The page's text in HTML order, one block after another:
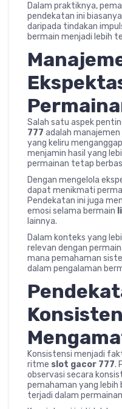
Dalam praktiknya,
pendekatan ini
daripada tindakan
bermain menjadi lebih
Salah satu aspek
777 adalah
yang keliru
menjamin hasil yang
permainan tetap
Dengan mengelola
dapat menikmati
Pendekatan ini juga
emosi selama bermain
lainnya.
Dalam konteks yang
relevan dengan
mana pemahaman
dalam pengalaman
Konsistensi menjadi
ritme slot gacor 777.
observasi secara
pemahaman yang lebih
terjadi dalam